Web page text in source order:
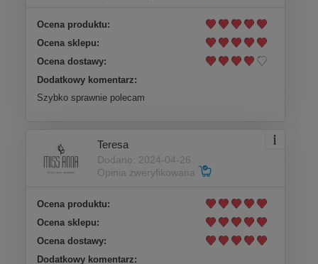
Ocena produktu:
Ocena sklepu:
Ocena dostawy:
Dodatkowy komentarz:
Szybko sprawnie polecam
Teresa
Dodano: 2024-04-26
Opinia zweryfikowana
Ocena produktu:
Ocena sklepu:
Ocena dostawy:
Dodatkowy komentarz: